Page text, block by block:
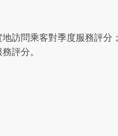
訪問乘客對季度服務評分；
評分。